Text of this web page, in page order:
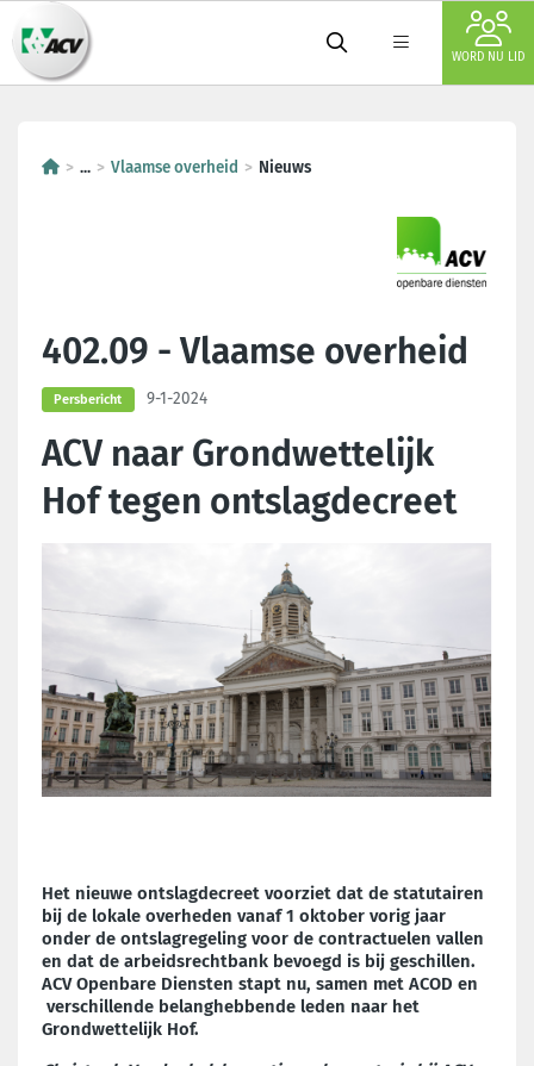
WORD NU LID
... Vlaamse overheid Nieuws
402.09 - Vlaamse overheid
Persbericht 9-1-2024
ACV naar Grondwettelijk
Hof tegen ontslagdecreet
Het nieuwe ontslagdecreet voorziet dat de statutairen
bij de lokale overheden vanaf 1 oktober vorig jaar
onder de ontslagregeling voor de contractuelen vallen
en dat de arbeidsrechtbank bevoegd is bij geschillen.
ACV Openbare Diensten stapt nu, samen met ACOD en
verschillende belanghebbende leden naar het
Grondwettelijk Hof.